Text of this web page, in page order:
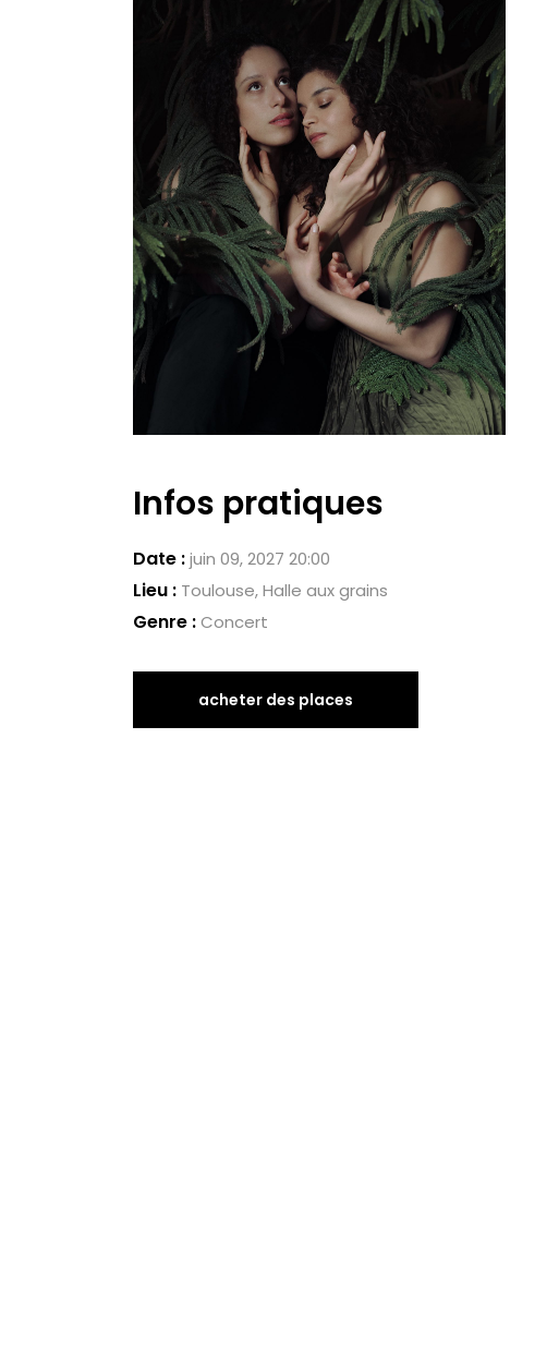
Infos pratiques
Date :juin 09, 2027 20:00
Lieu : Toulouse, Halle aux grains
Genre :Concert
acheter des places